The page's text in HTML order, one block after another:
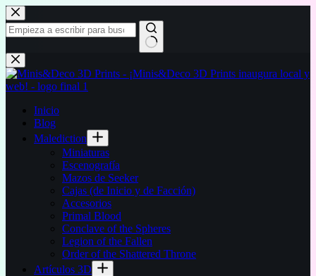
Saltar
al
contenido
Sin
resultados
Inicio
Blog
Malediction
Miniaturas
Escenografía
Mazos de Seeker
Cajas (de Inicio y de Facción)
Accesorios
Primal Blood
Conclave of the Spheres
Legion of the Fallen
Order of the Shattered Throne
Artículos 3D